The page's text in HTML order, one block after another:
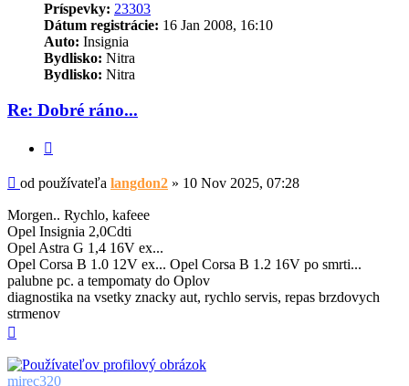
Príspevky: 23303
Dátum registrácie: 16 Jan 2008, 16:10
Auto: Insignia
Bydlisko: Nitra
Bydlisko: Nitra
Re: Dobré ráno...
Príspevok
od používateľa langdon2 » 10 Nov 2025, 07:28
Morgen.. Rychlo, kafeee
Opel Insignia 2,0Cdti
Opel Astra G 1,4 16V ex...
Opel Corsa B 1.0 12V ex... Opel Corsa B 1.2 16V po smrti...
palubne pc. a tempomaty do Oplov
diagnostika na vsetky znacky aut, rychlo servis, repas brzdovych
strmenov
mirec320